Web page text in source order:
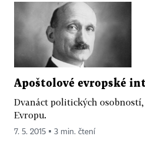
Apoštolové evropské
Dvanáct politických
Evropu.
7. 5. 2015 ▪ 3 min. čtení